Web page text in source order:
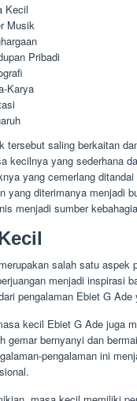
Kecil
Musik
Pribadi
Karya
tersebut saling berkaitan
kecilnya yang sederhana
yang cemerlang
yang diterimanya menjadi
menjadi sumber
salah satu aspek
menjadi inspirasi
pengalaman Ebiet G
kecil Ebiet G Ade juga
gemar bernyanyi dan
pengalaman ini